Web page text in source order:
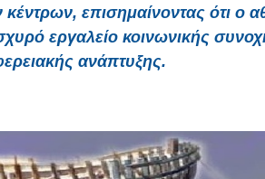
επισημαίνοντας ότι ο
εργαλείο κοινωνικής
ανάπτυξης.